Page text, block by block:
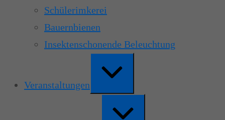
Schülerimkerei
Bauernbienen
Insektenschonende Beleuchtung
Veranstaltungen